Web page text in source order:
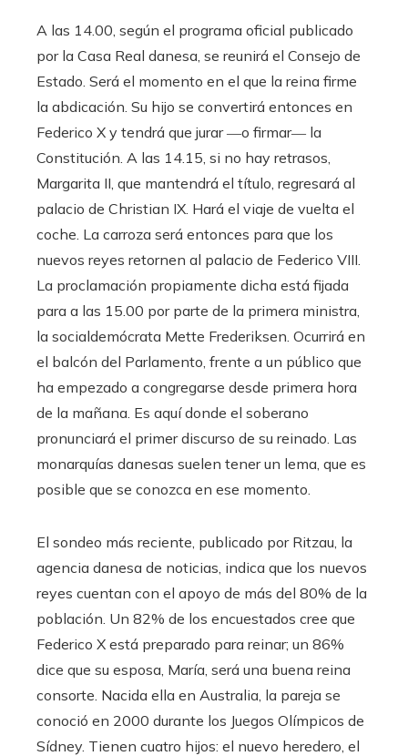
A las 14.00, según el programa oficial publicado
por la Casa Real danesa, se reunirá el Consejo de
Estado. Será el momento en el que la reina firme
la abdicación. Su hijo se convertirá entonces en
Federico X y tendrá que jurar ―o firmar― la
Constitución. A las 14.15, si no hay retrasos,
Margarita II, que mantendrá el título, regresará al
palacio de Christian IX. Hará el viaje de vuelta el
coche. La carroza será entonces para que los
nuevos reyes retornen al palacio de Federico VIII.
La proclamación propiamente dicha está fijada
para a las 15.00 por parte de la primera ministra,
la socialdemócrata Mette Frederiksen. Ocurrirá en
el balcón del Parlamento, frente a un público que
ha empezado a congregarse desde primera hora
de la mañana. Es aquí donde el soberano
pronunciará el primer discurso de su reinado. Las
monarquías danesas suelen tener un lema, que es
posible que se conozca en ese momento.
El sondeo más reciente, publicado por Ritzau, la
agencia danesa de noticias, indica que los nuevos
reyes cuentan con el apoyo de más del 80% de la
población. Un 82% de los encuestados cree que
Federico X está preparado para reinar; un 86%
dice que su esposa, María, será una buena reina
consorte. Nacida ella en Australia, la pareja se
conoció en 2000 durante los Juegos Olímpicos de
Sídney. Tienen cuatro hijos: el nuevo heredero, el